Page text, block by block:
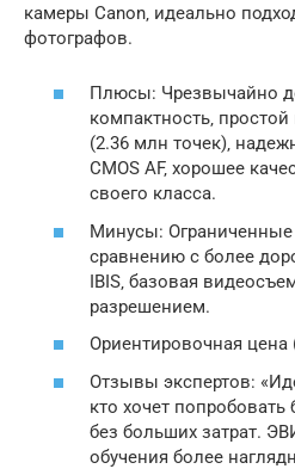
камеры Canon‚ идеально
фотографов.
Плюсы: Чрезвычайно
компактность‚
(2.36 млн точек)‚
CMOS AF‚ хорошее
своего класса.
Минусы:
сравнению с более
IBIS‚ базовая
разрешением.
Ориентировочная цена
Отзывы экспертов:
кто хочет
без больших затрат.
обучения более